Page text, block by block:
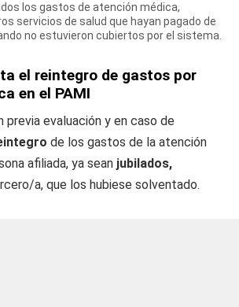
los gastos de atención médica,
servicios de salud que hayan pagado de
no estuvieron cubiertos por el sistema.
el reintegro de gastos por
en el PAMI
previa evaluación y en caso de
de los gastos de la atención
afiliada, ya sean jubilados,
a, que los hubiese solventado.